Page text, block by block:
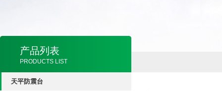
产品列表
PRODUCTS LIST
天平防震台